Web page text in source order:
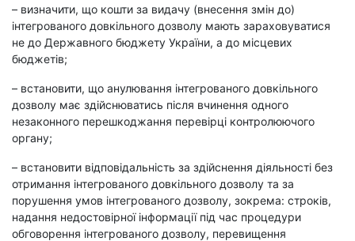
– визначити, що кошти за видачу (внесення змін до)
інтегрованого довкільного дозволу мають зараховуватися
не до Державного бюджету України, а до місцевих
бюджетів;
– встановити, що анулювання інтегрованого довкільного
дозволу має здійснюватись після вчинення одного
незаконного перешкоджання перевірці контролюючого
органу;
– встановити відповідальність за здійснення діяльності без
отримання інтегрованого довкільного дозволу та за
порушення умов інтегрованого дозволу, зокрема: строків,
надання недостовірної інформації під час процедури
обговорення інтегрованого дозволу, перевищення